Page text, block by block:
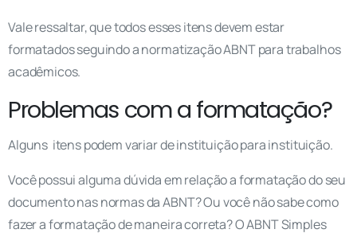
Vale ressaltar, que todos esses itens devem estar
formatados seguindo a normatização ABNT para trabalhos
acadêmicos.
Problemas com a formatação?
Alguns itens podem variar de instituição para instituição.
Você possui alguma dúvida em relação a formatação do seu
documento nas normas da ABNT? Ou você não sabe como
fazer a formatação de maneira correta? O ABNT Simples